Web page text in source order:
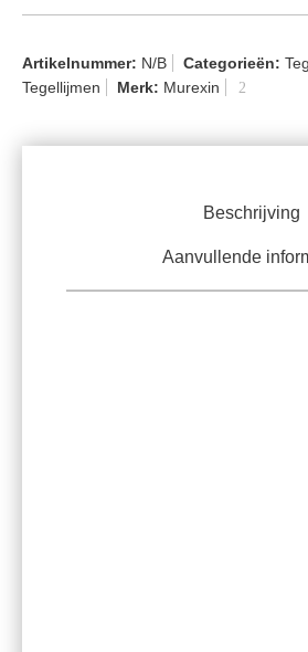
Artikelnummer: N/B Categorieën:
Tegellijmen
Merk: Murexin
Beschrijving
Aanvullende